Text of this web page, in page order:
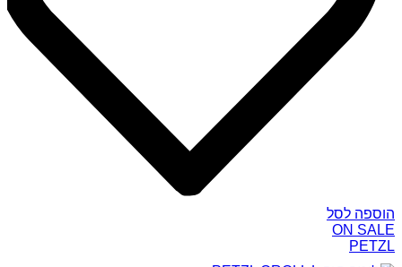
הוספה לסל
ON SALE
PETZL